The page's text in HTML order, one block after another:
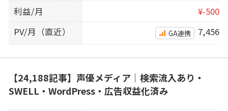
利益/月
¥-500
PV/月（直近）
GA連携 7,456
【24,188記事】声優メディア｜検索流入あり・
SWELL・WordPress・広告収益化済み